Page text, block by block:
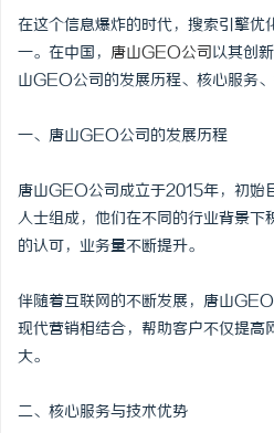
在这个信息爆炸的时代，搜索引擎
一。在中国， 唐山GEO公司以其创
山GEO公司的发展历程、核心服务、
一、唐山GEO公司的发展历程
唐山GEO公司成立于2015年，初始
人士组成，他们在不同的行业背景下
的认可，业务量不断提升。
伴随着互联网的不断发展，唐山
现代营销相结合，帮助客户不仅提高
大。
二、核心服务与技术优势